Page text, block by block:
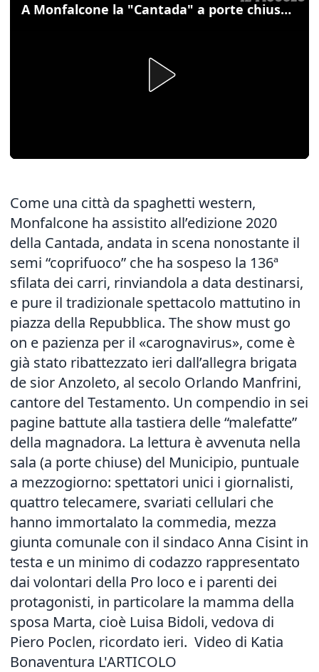
A Monfalcone la "Cantada" a porte chiuse per colpa del "carognavirus"
Come una città da spaghetti western,
Monfalcone ha assistito all’edizione 2020
della Cantada, andata in scena nonostante il
semi “coprifuoco” che ha sospeso la 136ª
sfilata dei carri, rinviandola a data destinarsi,
e pure il tradizionale spettacolo mattutino in
piazza della Repubblica. The show must go
on e pazienza per il «carognavirus», come è
già stato ribattezzato ieri dall’allegra brigata
de sior Anzoleto, al secolo Orlando Manfrini,
cantore del Testamento. Un compendio in sei
pagine battute alla tastiera delle “malefatte”
della magnadora. La lettura è avvenuta nella
sala (a porte chiuse) del Municipio, puntuale
a mezzogiorno: spettatori unici i giornalisti,
quattro telecamere, svariati cellulari che
hanno immortalato la commedia, mezza
giunta comunale con il sindaco Anna Cisint in
testa e un minimo di codazzo rappresentato
dai volontari della Pro loco e i parenti dei
protagonisti, in particolare la mamma della
sposa Marta, cioè Luisa Bidoli, vedova di
Piero Poclen, ricordato ieri. Video di Katia
Bonaventura L'ARTICOLO